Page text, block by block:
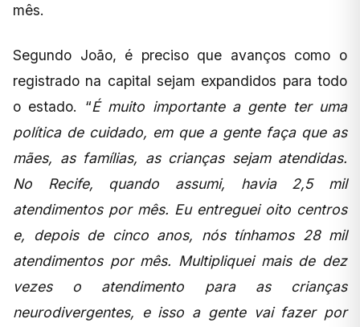
mês.
Segundo João, é preciso que avanços como o
registrado na capital sejam expandidos para todo
o estado. “É muito importante a gente ter uma
política de cuidado, em que a gente faça que as
mães, as famílias, as crianças sejam atendidas.
No Recife, quando assumi, havia 2,5 mil
atendimentos por mês. Eu entreguei oito centros
e, depois de cinco anos, nós tínhamos 28 mil
atendimentos por mês. Multipliquei mais de dez
vezes o atendimento para as crianças
neurodivergentes, e isso a gente vai fazer por